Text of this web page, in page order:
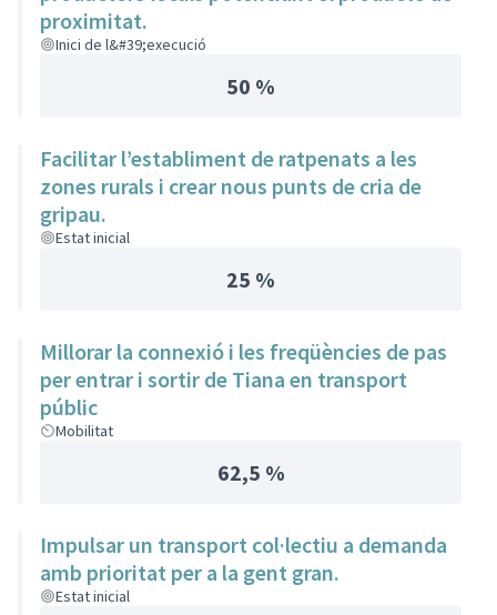
proximitat.
Inici de l&#39;execució
50 %
Facilitar l’establiment de ratpenats a les
zones rurals i crear nous punts de cria de
gripau.
Estat inicial
25 %
Millorar la connexió i les freqüències de pas
per entrar i sortir de Tiana en transport
públic
Mobilitat
62,5 %
Impulsar un transport col·lectiu a demanda
amb prioritat per a la gent gran.
Estat inicial